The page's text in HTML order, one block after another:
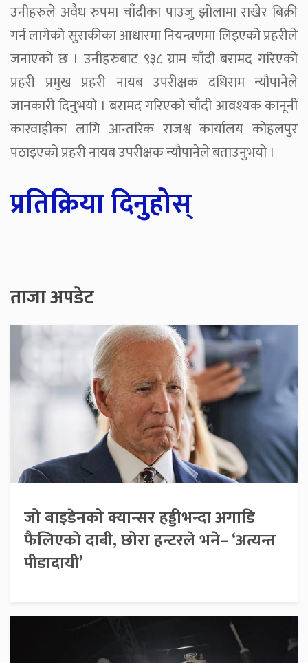
उनीहरुले अवैध रुपमा चाँदीका पाउजु झोलामा राखेर बिक्री
गर्न लागेको सुराकीका आधारमा नियन्त्रणमा लिइएको प्रहरीले
जनाएको छ । उनीहरुबाट ९३८ ग्राम चाँदी बरामद गरिएको
प्रहरी प्रमुख प्रहरी नायब उपरीक्षक दधिराम न्यौपानेले
जानकारी दिनुभयो । बरामद गरिएको चाँदी आवश्यक कानूनी
कारवाहीका लागि आन्तरिक राजश्व कार्यालय कोहलपुर
पठाइएको प्रहरी नायब उपरीक्षक न्यौपानेले बताउनुभयो ।
प्रतिक्रिया दिनुहोस्
ताजा अपडेट
जो बाइडेनको क्यान्सर हड्डीभन्दा अगाडि
फैलिएको दाबी, छोरा हन्टरले भने– ‘अत्यन्त
पीडादायी’